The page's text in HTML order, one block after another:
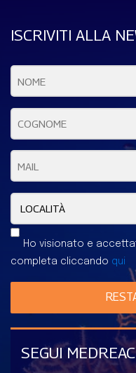
ISCRIVITI ALLA
Ho visionato e
completa cliccando qui
SEGUI